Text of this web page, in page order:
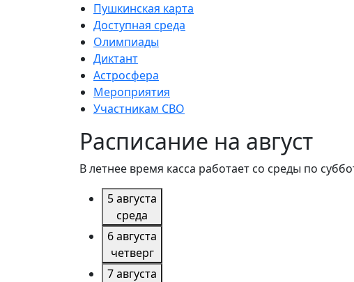
Пушкинская карта
Доступная среда
Олимпиады
Диктант
Астросфера
Мероприятия
Участникам СВО
Расписание на август
В летнее время касса работает со среды по
5 августа
среда
6 августа
четверг
7 августа